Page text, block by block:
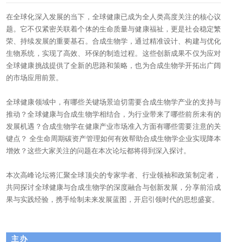
在全球化深入发展的当下，全球健康已成为全人类高度关注的核心议
题。它不仅紧密关联着个体的生命质量与健康福祉，更是社会稳定繁
荣、持续发展的重要基石。合成生物学，通过精准设计、构建与优化
生物系统，实现了高效、环保的制造过程。这些创新成果不仅为应对
全球健康挑战提供了全新的思路和策略，也为合成生物学开拓出广阔
的市场应用前景。
全球健康领域中，有哪些关键场景迫切需要合成生物学产业的支持与
推动？全球健康与合成生物学相结合，为行业带来了哪些前所未有的
发展机遇？合成生物学在健康产业市场准入方面有哪些需要注意的关
键点？ 全生命周期碳资产管理如何有效帮助合成生物学企业实现降本
增效？这些大家关注的问题在本次论坛都将得到深入探讨。
本次高峰论坛将汇聚全球顶尖的专家学者、行业领袖和政策制定者，
共同探讨全球健康与合成生物学的深度融合与创新发展，分享前沿成
果与实践经验，携手绘制未来发展蓝图，开启引领时代的思想盛宴。
主办